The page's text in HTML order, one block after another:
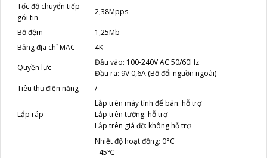
Tốc độ chuyển tiếp
gói tin
2,38Mpps
Bộ đệm
1,25Mb
Bảng địa chỉ MAC
4K
Quyền lực
Đầu vào: 100-240V AC 50/60Hz
Đầu ra: 9V 0,6A (Bộ đổi nguồn ngoài)
Tiêu thụ điện năng
/
Lắp ráp
Lắp trên máy tính để bàn: hỗ trợ
Lắp trên tường: hỗ trợ
Lắp trên giá đỡ: không hỗ trợ
Nhiệt độ hoạt động: 0°C
- 45℃